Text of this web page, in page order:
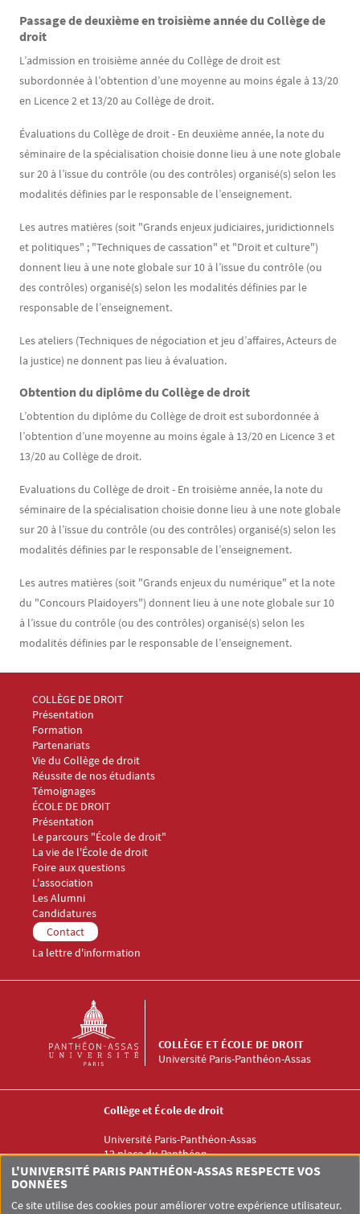
Passage de deuxième en troisième année du Collège de
droit
L’admission en troisième année du Collège de droit est
subordonnée à l’obtention d’une moyenne au moins égale à 13/20
en Licence 2 et 13/20 au Collège de droit.
Évaluations du Collège de droit - En deuxième année, la note du
séminaire de la spécialisation choisie donne lieu à une note globale
sur 20 à l’issue du contrôle (ou des contrôles) organisé(s) selon les
modalités définies par le responsable de l’enseignement.
Les autres matières (soit "Grands enjeux judiciaires, juridictionnels
et politiques" ; "Techniques de cassation" et "Droit et culture")
donnent lieu à une note globale sur 10 à l’issue du contrôle (ou
des contrôles) organisé(s) selon les modalités définies par le
responsable de l’enseignement.
Les ateliers (Techniques de négociation et jeu d’affaires, Acteurs de
la justice) ne donnent pas lieu à évaluation.
Obtention du diplôme du Collège de droit
L’obtention du diplôme du Collège de droit est subordonnée à
l’obtention d’une moyenne au moins égale à 13/20 en Licence 3 et
13/20 au Collège de droit.
Evaluations du Collège de droit - En troisième année, la note du
séminaire de la spécialisation choisie donne lieu à une note globale
sur 20 à l’issue du contrôle (ou des contrôles) organisé(s) selon les
modalités définies par le responsable de l’enseignement.
Les autres matières (soit "Grands enjeux du numérique" et la note
du "Concours Plaidoyers") donnent lieu à une note globale sur 10
à l’issue du contrôle (ou des contrôles) organisé(s) selon les
modalités définies par le responsable de l’enseignement.
Menu Footer Collège et École de droit 1
COLLÈGE DE DROIT
Présentation
Formation
Partenariats
Vie du Collège de droit
Réussite de nos étudiants
Témoignages
Menu Footer Collège et École de droit 2
ÉCOLE DE DROIT
Présentation
Le parcours "École de droit"
La vie de l'École de droit
Foire aux questions
Menu Footer Collège et École de droit 3
L'association
Les Alumni
Menu Footer Collège et École de droit 4
Candidatures
Menu Footer Collège et École de droit 5
Contact
La lettre d'information
Université Paris-Panthéon-Assas
COLLÈGE ET ÉCOLE DE DROIT
Collège et École de droit
Université Paris-Panthéon-Assas
12 place du Panthéon
75005 PARIS
L'UNIVERSITÉ PARIS PANTHÉON-ASSAS RESPECTE VOS
DONNÉES
Ce site utilise des cookies pour améliorer votre expérience utilisateur.